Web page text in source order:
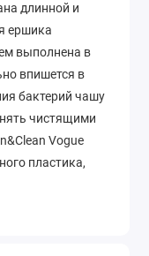
длинной и
ершика
выполнена в
впишется в
бактерий чашу
чистящими
Vogue
пластика,
ванной